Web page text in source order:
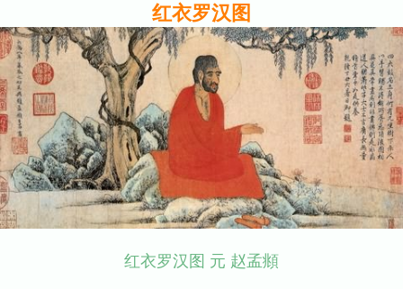
红衣罗汉图
红衣罗汉图 元 赵孟頫